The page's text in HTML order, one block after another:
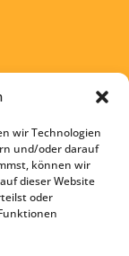
wir Technologien
und/oder darauf
können wir
dieser Website
oder